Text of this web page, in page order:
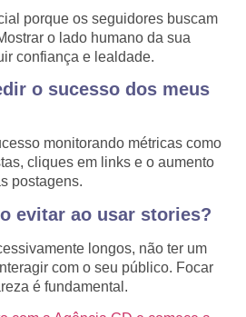
porque os seguidores buscam
o lado humano da sua
confiança e lealdade.
o sucesso dos meus
monitorando métricas como
cliques em links e o aumento
postagens.
evitar ao usar stories?
longos, não ter um
com o seu público. Focar
é fundamental.